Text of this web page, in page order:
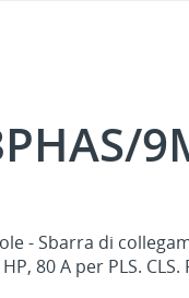
- Sbarra di
80 A per PLS. CLS.